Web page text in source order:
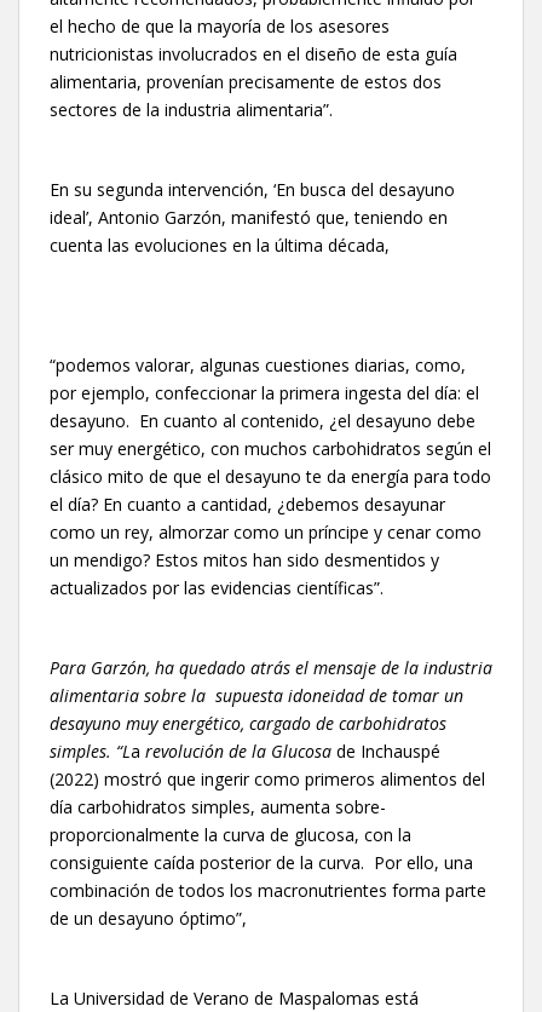
el hecho de que la mayoría de los asesores
nutricionistas involucrados en el diseño de esta guía
alimentaria, provenían precisamente de estos dos
sectores de la industria alimentaria”.
En su segunda intervención, ‘En busca del desayuno
ideal’, Antonio Garzón, manifestó que, teniendo en
cuenta las evoluciones en la última década,
“podemos valorar, algunas cuestiones diarias, como,
por ejemplo, confeccionar la primera ingesta del día: el
desayuno. En cuanto al contenido, ¿el desayuno debe
ser muy energético, con muchos carbohidratos según el
clásico mito de que el desayuno te da energía para todo
el día? En cuanto a cantidad, ¿debemos desayunar
como un rey, almorzar como un príncipe y cenar como
un mendigo? Estos mitos han sido desmentidos y
actualizados por las evidencias científicas”.
Para Garzón, ha quedado atrás el mensaje de la industria
alimentaria sobre la supuesta idoneidad de tomar un
desayuno muy energético, cargado de carbohidratos
simples. “La revolución de la Glucosa de Inchauspé
(2022) mostró que ingerir como primeros alimentos del
día carbohidratos simples, aumenta sobre-
proporcionalmente la curva de glucosa, con la
consiguiente caída posterior de la curva. Por ello, una
combinación de todos los macronutrientes forma parte
de un desayuno óptimo”,
La Universidad de Verano de Maspalomas está